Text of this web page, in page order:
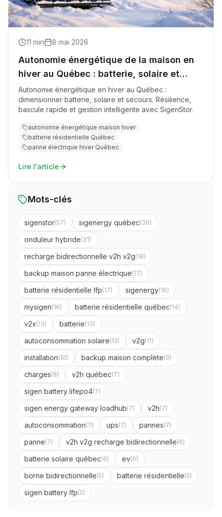
11 min 8 mai 2026
Autonomie énergétique de la maison en
hiver au Québec : batterie, solaire et
secours
Autonomie énergétique en hiver au Québec :
dimensionner batterie, solaire et secours. Résilience,
bascule rapide et gestion intelligente avec SigenStor.
autonomie énergétique maison hiver
batterie résidentielle Québec
panne électrique hiver Québec
Lire l'article
Mots-clés
sigenstor(57) sigenergy québec(39)
onduleur hybride(31)
recharge bidirectionnelle v2h v2g(18)
backup maison panne électrique(17)
batterie résidentielle lfp(17) sigenergy(16)
mysigen(16) batterie résidentielle québec(14)
v2x(13) batterie(13)
autoconsommation solaire(12) v2g(11)
installation(10) backup maison complète(9)
charges(8) v2h québec(7)
sigen battery lifepo4(7)
sigen energy gateway loadhub(7) v2h(7)
autoconsommation(7) ups(7) pannes(7)
panne(7) v2h v2g recharge bidirectionnelle(6)
batterie solaire québec(6) ev(6)
borne bidirectionnelle(5) batterie résidentielle(5)
sigen battery lfp(5)